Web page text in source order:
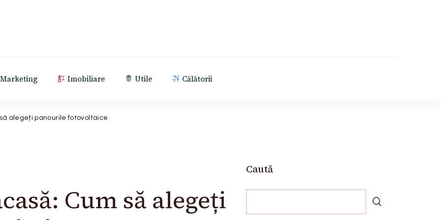
Imobiliare Utile Călătorii
alegeți panourile fotovoltaice
Cum să alegeți
Caută